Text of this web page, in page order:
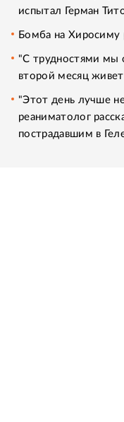
испытал Герман
Бомба на Хиросиму
"С трудностями мы
второй месяц
"Этот день лучше
реаниматолог
пострадавшим в